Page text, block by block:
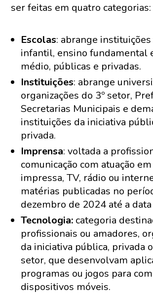
ser feitas em quatro categorias:
Escolas: abrange instituições
infantil, ensino fundamental
médio, públicas e privadas.
Instituições: abrange
organizações do 3º setor,
Secretarias Municipais e
instituições da iniciativa
privada.
Imprensa: voltada a
comunicação com atuação
impressa, TV, rádio ou
matérias publicadas no
dezembro de 2024 até a
Tecnologia: categoria
profissionais ou amadores,
da iniciativa pública, privada
setor, que desenvolvam
programas ou jogos para
dispositivos móveis.